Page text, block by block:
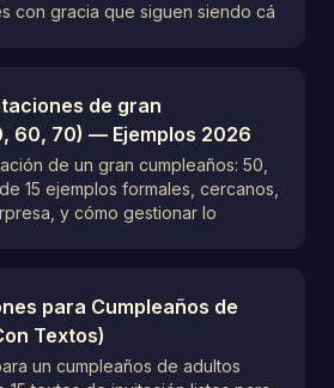
con gracia que siguen siendo cá
de gran
60, 70) — Ejemplos 2026
de un gran cumpleaños: 50,
15 ejemplos formales, cercanos,
y cómo gestionar lo
para Cumpleaños de
Textos)
un cumpleaños de adultos